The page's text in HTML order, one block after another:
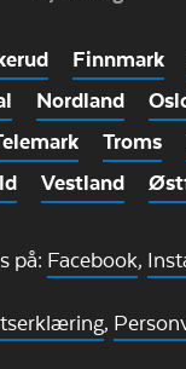
Finnmark
Nordland
Troms
Vestland
på: Facebook,
,